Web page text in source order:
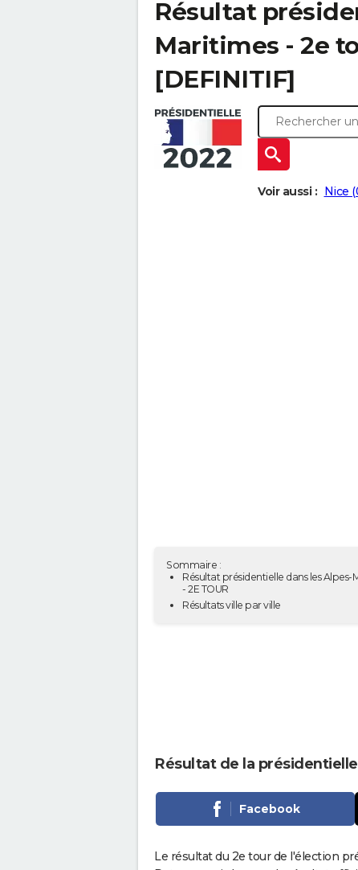
Résultat
Maritimes - 2e
[DEFINITIF]
Voir aussi : Nice
Sommaire :
Résultat présidentielle dans les Alpes-
- 2E TOUR
Résultats ville par ville
Résultat de la
Facebook
Le résultat du 2e tour de l'élection